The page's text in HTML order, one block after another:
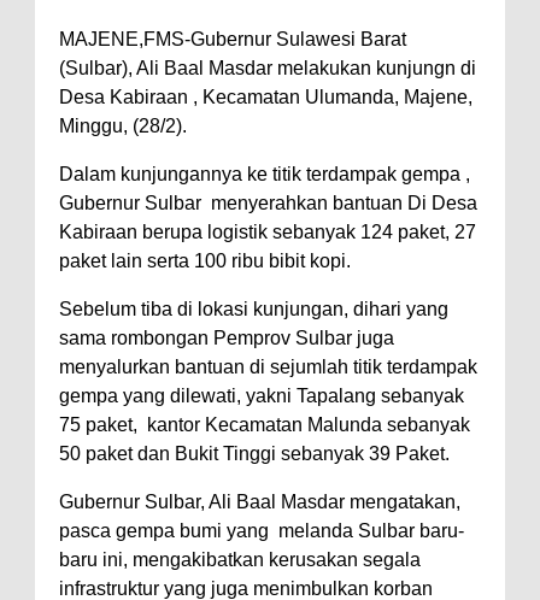
MAJENE,FMS-Gubernur Sulawesi Barat
(Sulbar), Ali Baal Masdar melakukan kunjungn di
Desa Kabiraan , Kecamatan Ulumanda, Majene,
Minggu, (28/2).
Dalam kunjungannya ke titik terdampak gempa ,
Gubernur Sulbar menyerahkan bantuan Di Desa
Kabiraan berupa logistik sebanyak 124 paket, 27
paket lain serta 100 ribu bibit kopi.
Sebelum tiba di lokasi kunjungan, dihari yang
sama rombongan Pemprov Sulbar juga
menyalurkan bantuan di sejumlah titik terdampak
gempa yang dilewati, yakni Tapalang sebanyak
75 paket, kantor Kecamatan Malunda sebanyak
50 paket dan Bukit Tinggi sebanyak 39 Paket.
Gubernur Sulbar, Ali Baal Masdar mengatakan,
pasca gempa bumi yang melanda Sulbar baru-
baru ini, mengakibatkan kerusakan segala
infrastruktur yang juga menimbulkan korban